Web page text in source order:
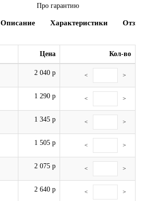
Про гарантию
Описание Характеристики
Цена Кол-во
2 040 р < >
1 290 р < >
1 345 р < >
1 505 р < >
2 075 р < >
2 640 р < >